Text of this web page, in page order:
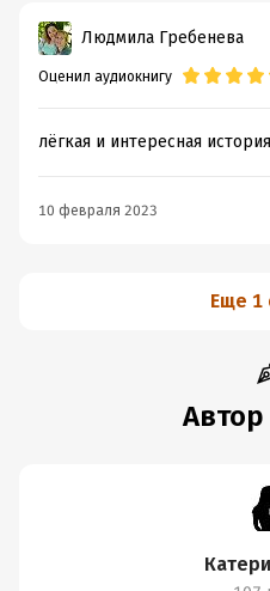
Людмила Гребенева
Оценил аудиокнигу
лёгкая и интересная
10 февраля 2023
Еще 1